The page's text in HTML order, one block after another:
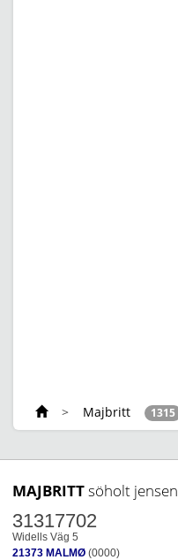
> Majbritt 1315
MAJBRITTsöholt jensen
31317702
Widells Väg 5
21373 MALMØ (0000)